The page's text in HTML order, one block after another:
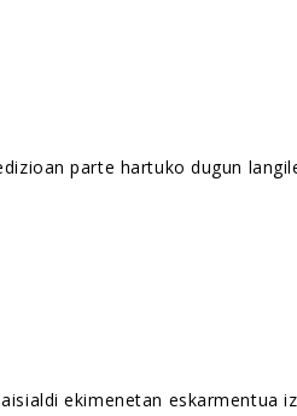
parte hartuko dugun
ekimenetan eskarmentua